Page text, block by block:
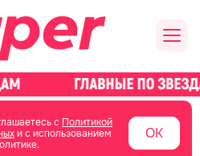
с Политикой
и с использованием
ОК
новости